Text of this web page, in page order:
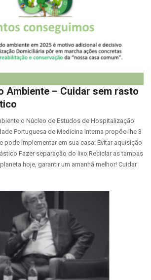
Ambiente – Cuidar sem rasto
o Núcleo de Estudos de Hospitalização
Portuguesa de Medicina Interna propõe-lhe 3
pode implementar em sua casa: Evitar aquisição
Fazer separação do lixo Reciclar as tampas
hoje, garantir um amanhã melhor! Cuidar